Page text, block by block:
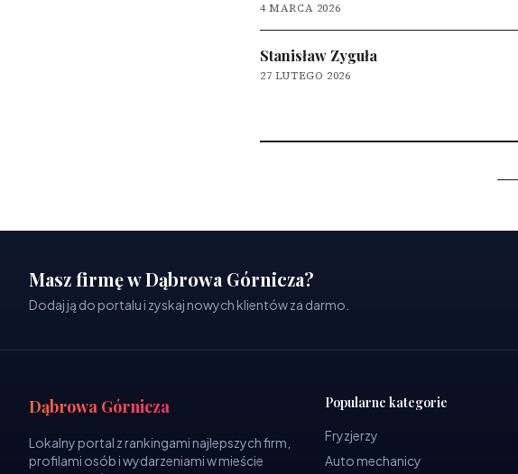
4 MARCA 2026
Stanisław Zyguła
27 LUTEGO 2026
Masz firmę w Dąbrowa Górnicza?
Dodaj ją do portalu i zyskaj nowych klientów za darmo.
Dąbrowa Górnicza
Lokalny portal z rankingami najlepszych firm,
profilami osób i wydarzeniami w mieście
Popularne kategorie
Fryzjerzy
Auto mechanicy